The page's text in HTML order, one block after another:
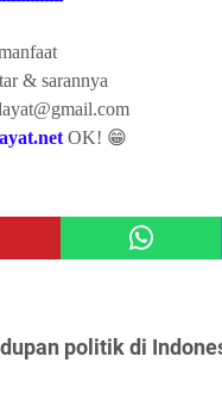
& sarannya
OK! 😁
politik di